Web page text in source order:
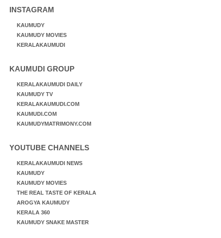
INSTAGRAM
KAUMUDY
KAUMUDY MOVIES
KERALAKAUMUDI
KAUMUDI GROUP
KERALAKAUMUDI DAILY
KAUMUDY TV
KERALAKAUMUDI.COM
KAUMUDI.COM
KAUMUDYMATRIMONY.COM
YOUTUBE CHANNELS
KERALAKAUMUDI NEWS
KAUMUDY
KAUMUDY MOVIES
THE REAL TASTE OF KERALA
AROGYA KAUMUDY
KERALA 360
KAUMUDY SNAKE MASTER